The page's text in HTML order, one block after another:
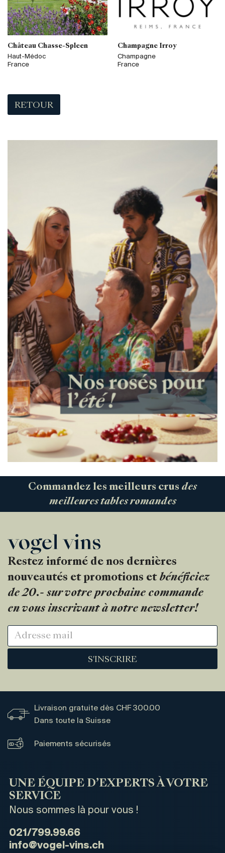
Château Chasse-Spleen
Haut-Médoc
France
Champagne Irroy
Champagne
France
RETOUR
Commandez les meilleurs crus des
meilleures tables romandes
Restez informé de nos dernières
nouveautés et promotions et bénéficiez
de 20.- sur votre prochaine commande
en vous inscrivant à notre newsletter!
S'INSCRIRE
Livraison gratuite dès CHF 300.00
Dans toute la Suisse
Paiements sécurisés
UNE ÉQUIPE D’EXPERTS À VOTRE
SERVICE
Nous sommes là pour vous !
021/799.99.66
info@vogel-vins.ch